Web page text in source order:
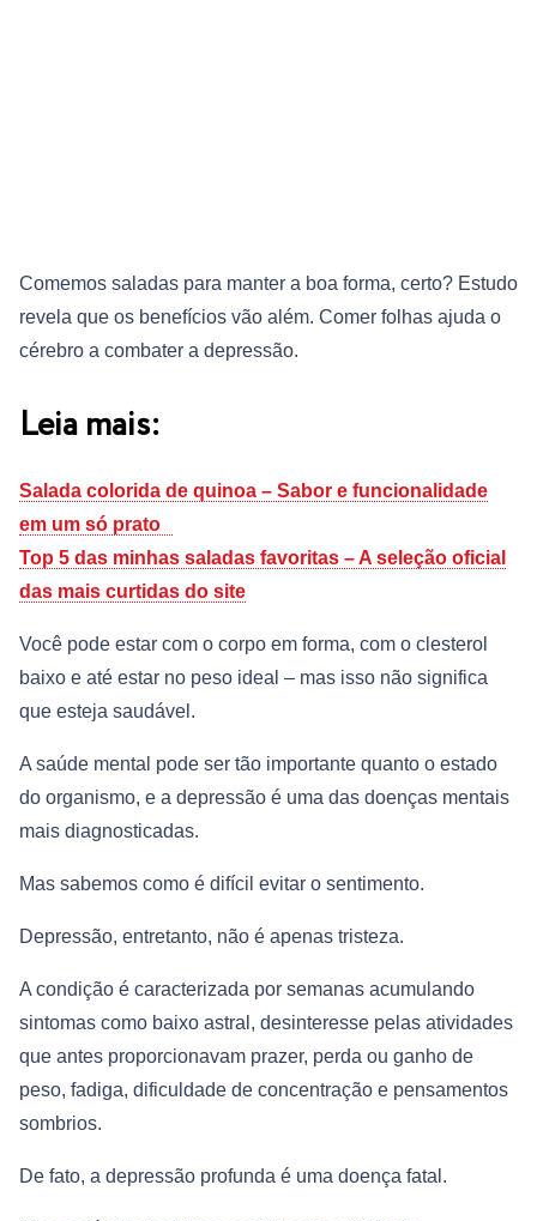
Comemos saladas para manter a boa forma, certo? Estudo
revela que os benefícios vão além. Comer folhas ajuda o
cérebro a combater a depressão.
Leia mais:
Salada colorida de quinoa – Sabor e funcionalidade
em um só prato
Top 5 das minhas saladas favoritas – A seleção oficial
das mais curtidas do site
Você pode estar com o corpo em forma, com o clesterol
baixo e até estar no peso ideal – mas isso não significa
que esteja saudável.
A saúde mental pode ser tão importante quanto o estado
do organismo, e a depressão é uma das doenças mentais
mais diagnosticadas.
Mas sabemos como é difícil evitar o sentimento.
Depressão, entretanto, não é apenas tristeza.
A condição é caracterizada por semanas acumulando
sintomas como baixo astral, desinteresse pelas atividades
que antes proporcionavam prazer, perda ou ganho de
peso, fadiga, dificuldade de concentração e pensamentos
sombrios.
De fato, a depressão profunda é uma doença fatal.